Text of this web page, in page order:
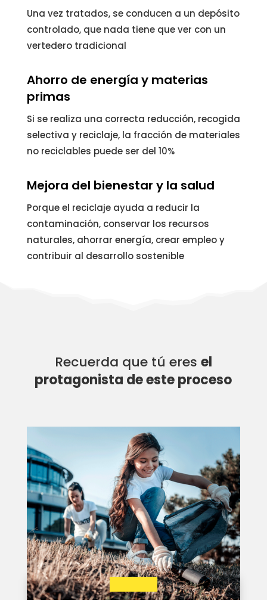
Una vez tratados, se conducen a un depósito
controlado, que nada tiene que ver con un
vertedero tradicional
Ahorro de energía y materias
primas
Si se realiza una correcta reducción, recogida
selectiva y reciclaje, la fracción de materiales
no reciclables puede ser del 10%
Mejora del bienestar y la salud
Porque el reciclaje ayuda a reducir la
contaminación, conservar los recursos
naturales, ahorrar energía, crear empleo y
contribuir al desarrollo sostenible
Recuerda que tú eres el
protagonista de este proceso